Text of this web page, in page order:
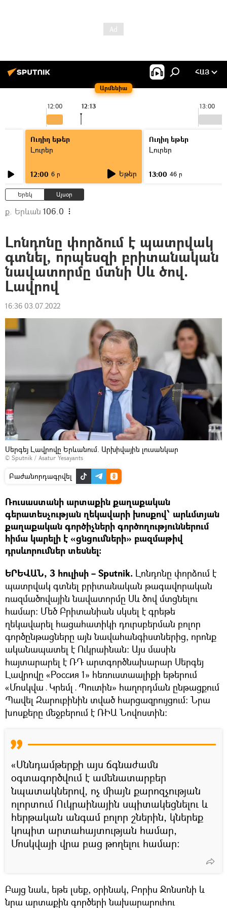
Արմենիա
ՀԱՅ
12:00 13:00
12:13
Ուղիղ եթեր
Լուրեր
12:00 6 ր Եթեր
Ուղիղ եթեր
Լուրեր
13:00 46 ր
Երեկ Այսօր
ք. Երևան 106.0
Լոնդոնը փորձում է պատրվակ
գտնել, որպեսզի բրիտանական
նավատորմը մտնի Սև ծով.
Լավրով
16:36 03.07.2022
Սերգեյ Լավրովը Երևանում. Արխիվային լուսանկար
© Sputnik / Asatur Yesayants
Բաժանորդագրվել
Ռուսաստանի արտաքին քաղաքական
գերատեսչության ղեկավարի խոսքով՝ արևմտյան
քաղաքական գործիչների գործողություններում
հիմա կարելի է «ցնցումների» բազմաթիվ
դրսևորումներ տեսնել:
ԵՐԵՎԱՆ, 3 հուլիսի – Sputnik. Լոնդոնը փորձում է
պատրվակ գտնել բրիտանական թագավորական
ռազմածովային նավատորմը Սև ծով մտցնելու
համար։ Մեծ Բրիտանիան սկսել է գրեթե
ղեկավարել հացահատիկի դուրսբերման բոլոր
գործընթացները այն նավահանգիստներից, որոնք
ականապատել է Ուկրաինան։ Այս մասին
հայտարարել է ՌԴ արտգործնախարար Սերգեյ
Լավրովը «Россия 1» հեռուստաալիքի եթերում
«Մոսկվա․Կրեմլ․Պուտին» հաղորդման ընթացքում
Պավել Զարուբինին տված հարցազրույցում։ Նրա
խոսքերը մեջբերում է ՌԻԱ Նովոստին։
«Սննդամթերքի այս ճգնաժամն
օգտագործվում է ամենատարբեր
նպատակներով, ոչ միայն քարոզչության
ոլորտում Ուկրաինային սպիտակեցնելու և
հերթական անգամ բոլոր շներին, կներեք
կոպիտ արտահայտության համար,
Մոսկվայի վրա բաց թողելու համար։
Բայց նաև, եթե լսեք, օրինակ, Բորիս Ջոնսոնի և
նրա արտաքին գործերի նախարարուհու